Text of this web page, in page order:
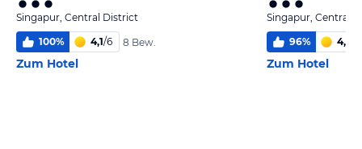
Singapur, Central District
100% 4,1/6 8 Bew.
Zum Hotel
Singapur, Central
96% 4,9
Zum Hotel